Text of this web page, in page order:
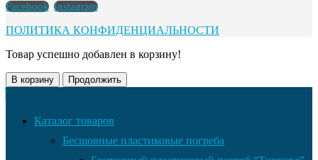
Facebook Instagram
ПОЛИТИКА КОНФИДЕНЦИАЛЬНОСТИ
Товар успешно добавлен в корзину!
В корзину Продолжить
Каталог товаров
Бесшовные пластиковые погреба